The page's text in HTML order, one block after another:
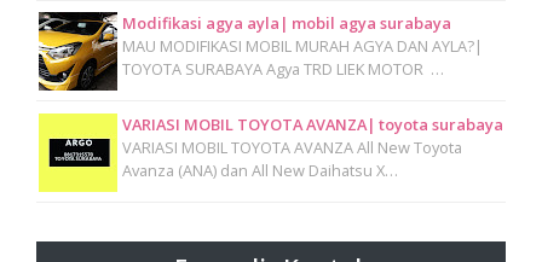
Modifikasi agya ayla| mobil agya surabaya
MAU MODIFIKASI MOBIL MURAH AGYA DAN AYLA?|
TOYOTA SURABAYA Agya TRD LIEK MOTOR …
VARIASI MOBIL TOYOTA AVANZA| toyota surabaya
VARIASI MOBIL TOYOTA AVANZA All New Toyota
Avanza (ANA) dan All New Daihatsu X…